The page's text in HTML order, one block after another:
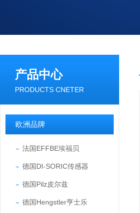
产品中心
PRODUCTS CNETER
欧洲品牌
法国EFFBE埃福贝
德国DI-SORIC传感器
德国Pilz皮尔兹
德国Hengstler亨士乐